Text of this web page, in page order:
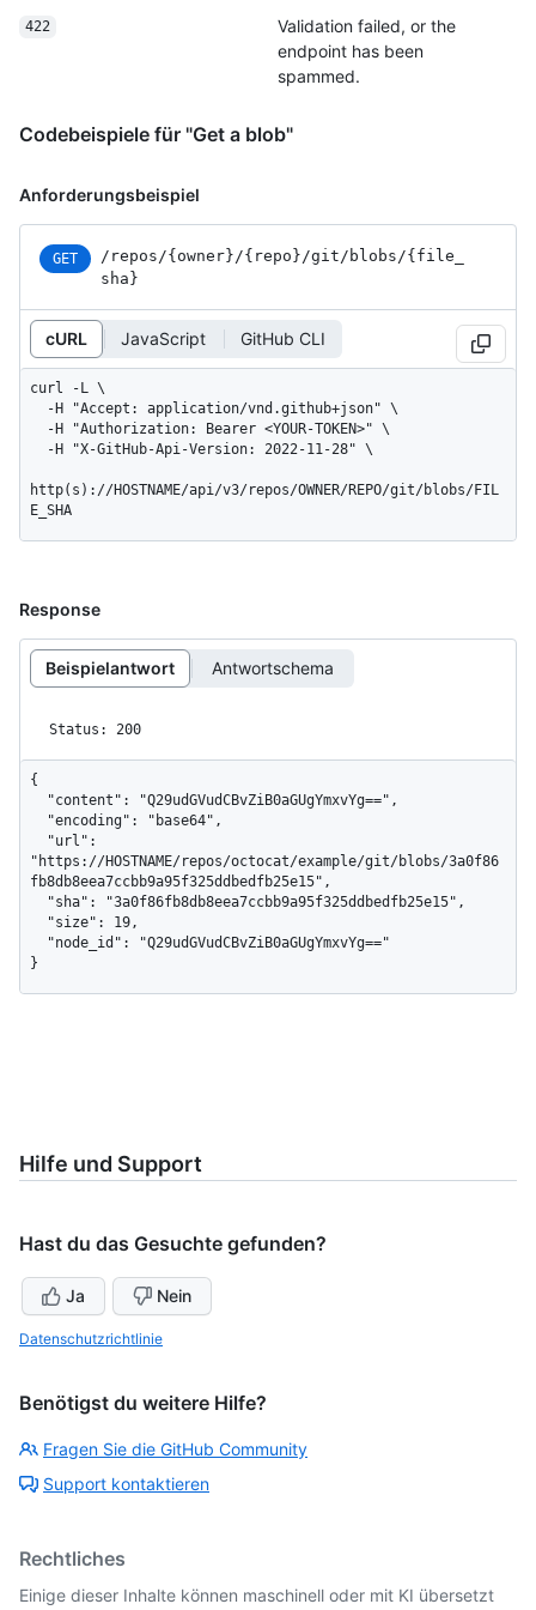
422
Validation failed, or the
endpoint has been
spammed.
Codebeispiele für "Get a blob"
Anforderungsbeispiel
GET /repos /{owner} /{repo} /git /blobs /{file_
sha}
cURL JavaScript GitHub CLI
curl -L \
http(s)://HOSTNAME/api/v3/repos/OWNER/REPO/git/blobs/FIL
E_SHA
Response
Beispielantwort Antwortschema
Status: 200
{
"https://HOSTNAME/repos/octocat/example/git/blobs/3a0f86
fb8db8eea7ccbb9a95f325ddbedfb25e15",
}
Hilfe und Support
Hast du das Gesuchte gefunden?
Ja Nein
Datenschutzrichtlinie
Benötigst du weitere Hilfe?
Fragen Sie die GitHub Community
Support kontaktieren
Rechtliches
Einige dieser Inhalte können maschinell oder mit KI übersetzt